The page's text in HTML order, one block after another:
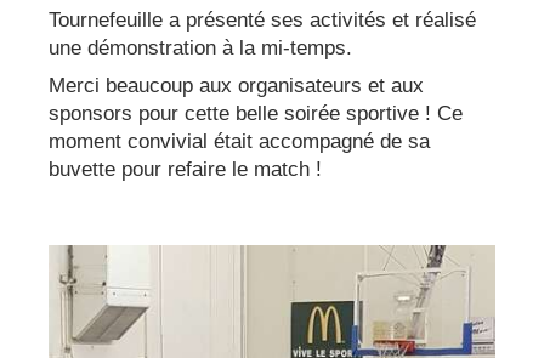
Tournefeuille a présenté ses activités et réalisé
une démonstration à la mi-temps.
Merci beaucoup aux organisateurs et aux
sponsors pour cette belle soirée sportive ! Ce
moment convivial était accompagné de sa
buvette pour refaire le match !